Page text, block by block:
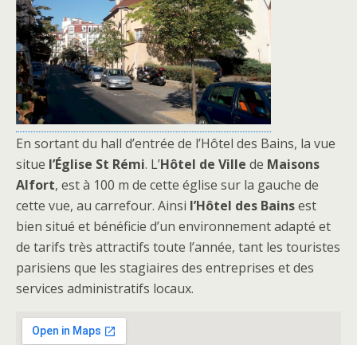
En sortant du hall d’entrée de l’Hôtel des Bains, la vue
situe l’Église St Rémi. L’Hôtel de Ville de Maisons
Alfort, est à 100 m de cette église sur la gauche de
cette vue, au carrefour. Ainsi l’Hôtel des Bainsest
bien situé et bénéficie d’un environnement adapté et
de tarifs très attractifs toute l’année, tant les touristes
parisiens que les stagiaires des entreprises et des
services administratifs locaux.